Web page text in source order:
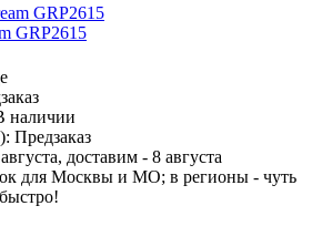
GRP2615
наличии
Предзаказ
доставим - 8 августа
для Москвы и МО; в регионы - чуть